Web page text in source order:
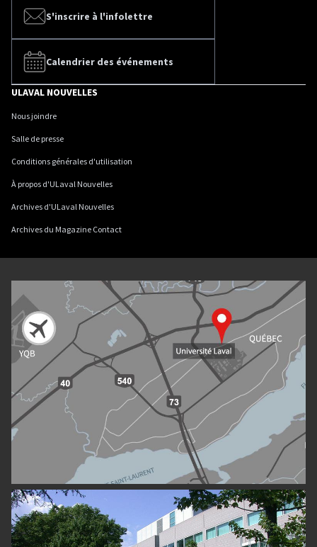
S'inscrire à l'infolettre
Calendrier des événements
ULAVAL NOUVELLES
Nous joindre
Salle de presse
Conditions générales d'utilisation
À propos d'ULaval Nouvelles
Archives d'ULaval Nouvelles
Archives du Magazine Contact